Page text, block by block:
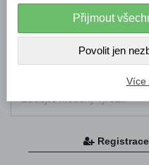
Registrace
Přijmout
Povolit jen
Více